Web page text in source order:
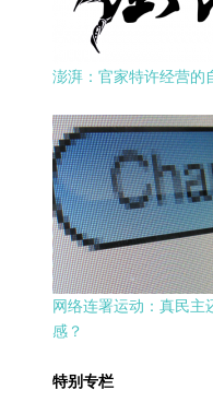
澎湃：官家特许经营的
网络连署运动：真民主
感？
特别专栏